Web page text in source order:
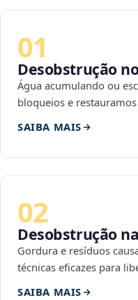
01
Desobstrução
Água acumulando ou
bloqueios e
SAIBA MAIS
02
Desobstrução
Gordura e resíduos
técnicas eficazes para
SAIBA MAIS